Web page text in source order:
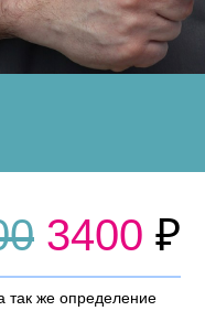
3400 ₽
так же определение